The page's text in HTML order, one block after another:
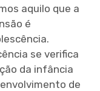
aquilo que a
é
se verifica
da infância
de